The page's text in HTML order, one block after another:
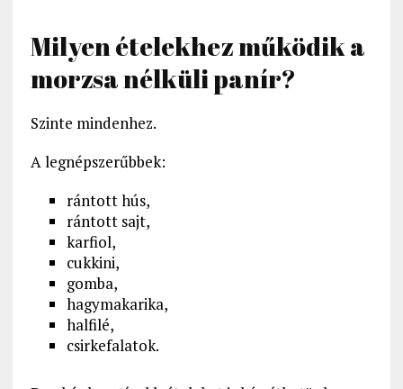
Milyen ételekhez működik a
morzsa nélküli panír?
Szinte mindenhez.
A legnépszerűbbek:
rántott hús,
rántott sajt,
karfiol,
cukkini,
gomba,
hagymakarika,
halfilé,
csirkefalatok.